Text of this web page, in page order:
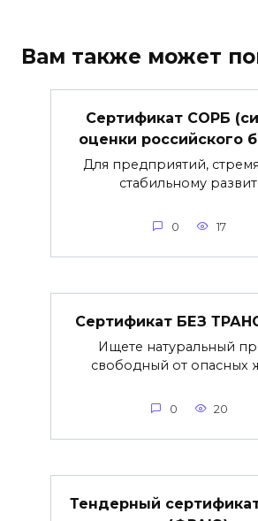
Вам также может
Сертификат СОРБ
оценки российского
Для предприятий,
стабильному
0 17
Сертификат БЕЗ
Ищете натуральный
свободный от опасных
0 20
Тендерный